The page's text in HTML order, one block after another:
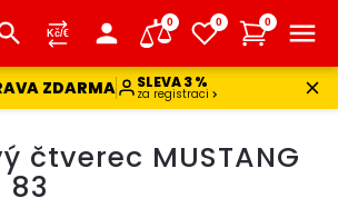
ZDARMA SLEVA 3 %
za registraci
0 0 0
čtverec MUSTANG
83